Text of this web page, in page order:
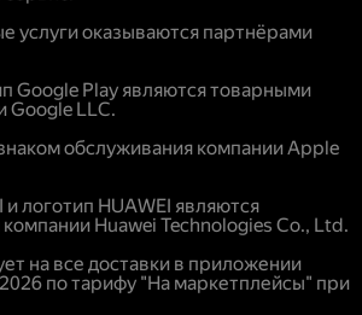
услуги оказываются партнёрами
Google Play являются товарными
Google LLC.
обслуживания компании Apple
логотип HUAWEI являются
Huawei Technologies Co., Ltd.
на все доставки в приложении
по тарифу "На маркетплейсы" при